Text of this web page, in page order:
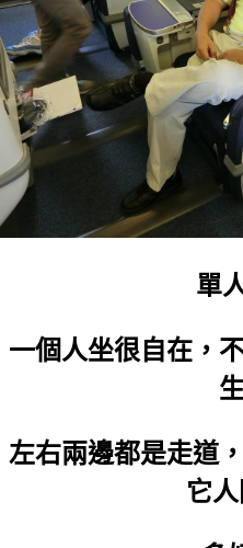
單
一個人坐很自在，
左右兩邊都是走道
它